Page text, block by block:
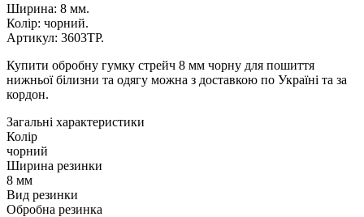
Ширина: 8 мм.
Колір: чорний.
Артикул: 3603ТР.
Купити обробну гумку стрейч 8 мм чорну для пошиття
нижньої білизни та одягу можна з доставкою по Україні та за
кордон.
Загальні характеристики
Колір
чорний
Ширина резинки
8 мм
Вид резинки
Обробна резинка